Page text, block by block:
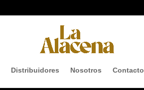
Distribuidores Nosotros Contacto